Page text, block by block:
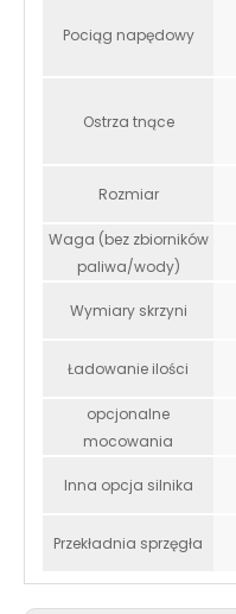
Pociąg napędowy
Ostrza tnące
Rozmiar
Waga (bez zbiorników
paliwa/wody)
Wymiary skrzyni
Ładowanie ilości
opcjonalne
mocowania
Inna opcja silnika
Przekładnia sprzęgła